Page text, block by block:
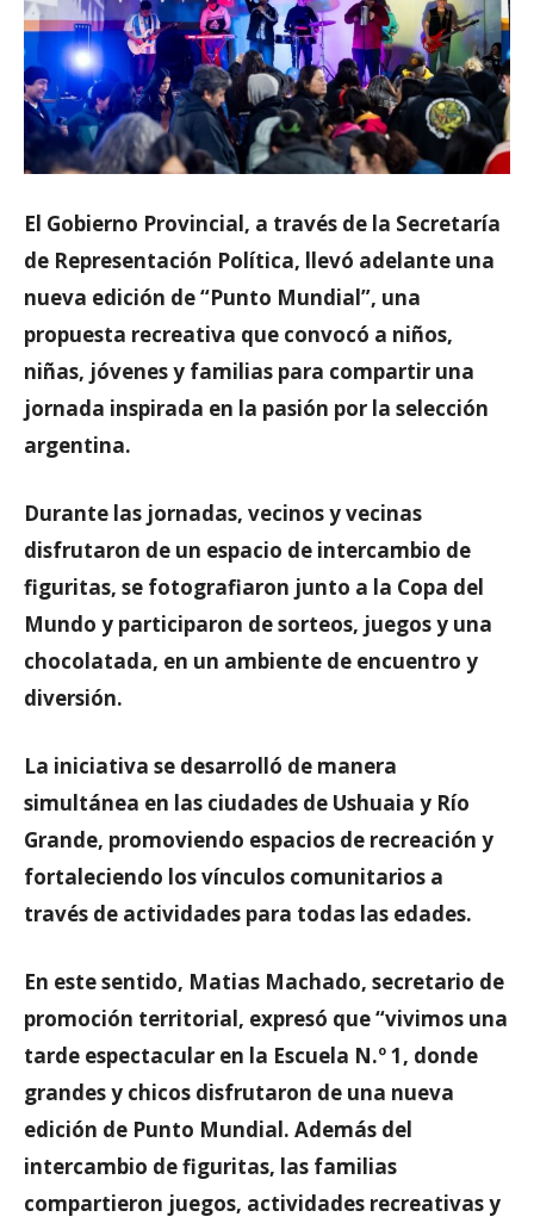
El Gobierno Provincial, a través de la Secretaría
de Representación Política, llevó adelante una
nueva edición de “Punto Mundial”, una
propuesta recreativa que convocó a niños,
niñas, jóvenes y familias para compartir una
jornada inspirada en la pasión por la selección
argentina.
Durante las jornadas, vecinos y vecinas
disfrutaron de un espacio de intercambio de
figuritas, se fotografiaron junto a la Copa del
Mundo y participaron de sorteos, juegos y una
chocolatada, en un ambiente de encuentro y
diversión.
La iniciativa se desarrolló de manera
simultánea en las ciudades de Ushuaia y Río
Grande, promoviendo espacios de recreación y
fortaleciendo los vínculos comunitarios a
través de actividades para todas las edades.
En este sentido, Matias Machado, secretario de
promoción territorial, expresó que “vivimos una
tarde espectacular en la Escuela N.º 1, donde
grandes y chicos disfrutaron de una nueva
edición de Punto Mundial. Además del
intercambio de figuritas, las familias
compartieron juegos, actividades recreativas y